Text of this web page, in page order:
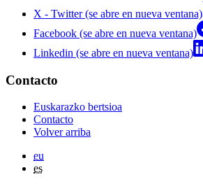
X - Twitter (se abre en nueva ventana)
Facebook (se abre en nueva ventana)
Linkedin (se abre en nueva ventana)
Contacto
Euskarazko bertsioa
Contacto
Volver arriba
eu
es